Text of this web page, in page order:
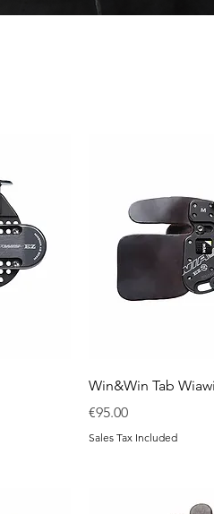
Win&Win Tab
Price
€95.00
Sales Tax Included